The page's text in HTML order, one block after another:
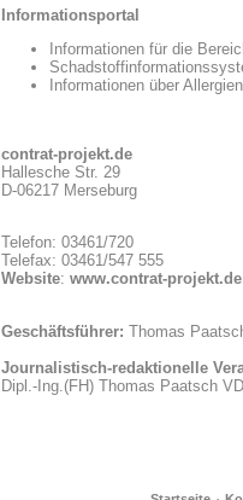
Informationsportal
Informationen für die
Informationen über Allergien
contrat-projekt.de
Hallesche Str. 29
D-06217 Merseburg
Telefon: 03461/720
Telefax: 03461/547 555
Website: www.contrat-projekt.de
Geschäftsführer: Thomas
Journalistisch-redaktionelle
Dipl.-Ing.(FH) Thomas Paatsch